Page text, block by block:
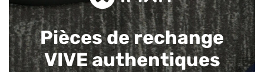
Pièces de rechange
VIVE authentiques​